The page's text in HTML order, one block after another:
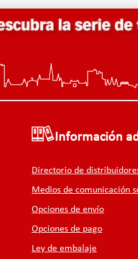
Información
Directorio de
Medios de comunicación
Opciones de envío
Opciones de pago
Ley de embalaje